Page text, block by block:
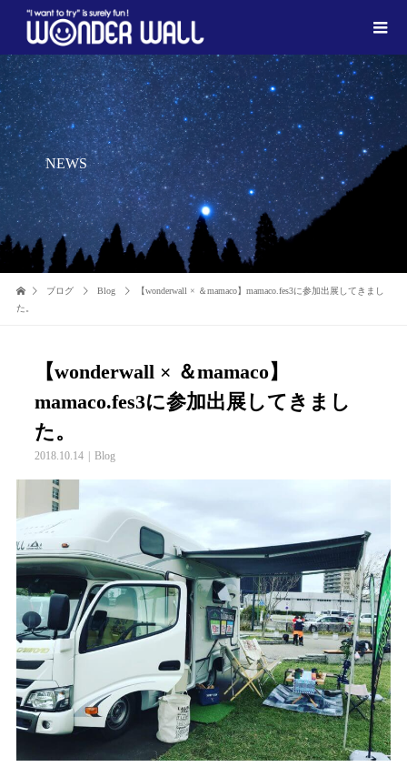
NEWS
ブログ Blog
【wonderwall × ＆mamaco】mamaco.fes3に参加出展してきまし
た。
【wonderwall × ＆mamaco】
mamaco.fes3に参加出展してきまし
た。
2018.10.14 Blog